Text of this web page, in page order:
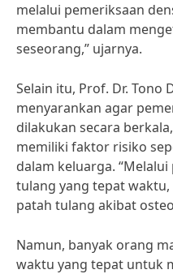
melalui pemeriksaan
membantu dalam
seseorang,” ujarnya.
Selain itu, Prof. Dr. Tono
menyarankan agar
dilakukan secara
memiliki faktor risiko
dalam keluarga.
tulang yang tepat
patah tulang akibat
Namun, banyak orang
waktu yang tepat untuk